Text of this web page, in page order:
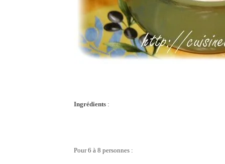
Ingrédients :
Pour 6 à 8 personnes :